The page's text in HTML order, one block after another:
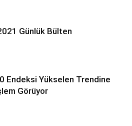
Günlük Bülten
Endeksi Yükselen Trendine
Görüyor